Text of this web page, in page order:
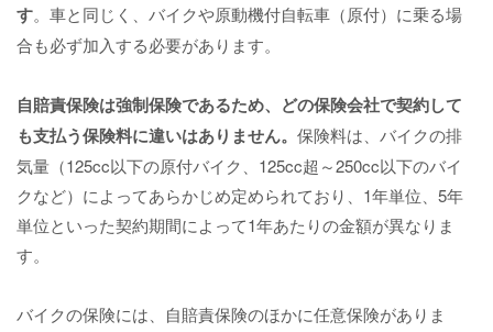
す。車と同じく、バイクや原動機付自転車（原付）に乗る場
合も必ず加入する必要があります。
自賠責保険は強制保険であるため、どの保険会社で契約して
も支払う保険料に違いはありません。 保険料は、バイクの排
気量（125cc以下の原付バイク、125cc超～250cc以下のバイ
クなど）によってあらかじめ定められており、1年単位、5年
単位といった契約期間によって1年あたりの金額が異なりま
す。
バイクの保険には、自賠責保険のほかに任意保険がありま